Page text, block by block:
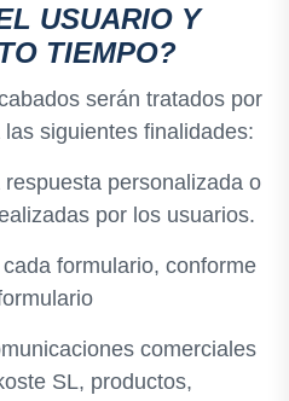
USUARIO Y
TIEMPO?
serán tratados por
siguientes finalidades:
personalizada o
por los usuarios.
formulario, conforme
comerciales
SL, productos,